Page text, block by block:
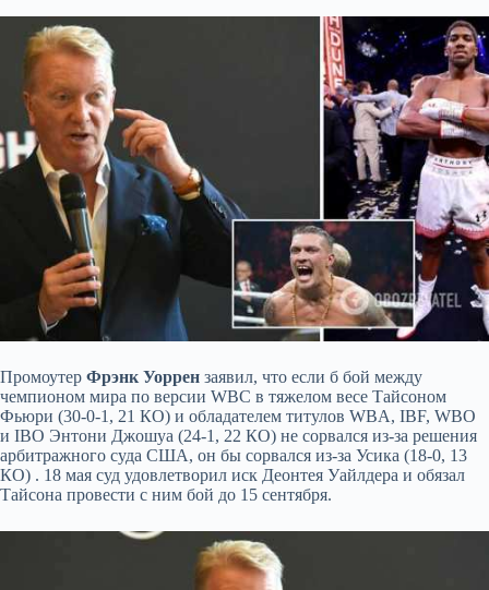
Промоутер Фрэнк Уоррен заявил, что если б бой между
чемпионом мира по версии WBC в тяжелом весе Тайсоном
Фьюри (30-0-1, 21 КО) и обладателем титулов WBA, IBF, WBO
и IBO Энтони Джошуа (24-1, 22 КО) не сорвался из-за решения
арбитражного суда США, он бы сорвался из-за Усика (18-0, 13
КО) . 18 мая суд удовлетворил иск Деонтея Уайлдера и обязал
Тайсона провести с ним бой до 15 сентября.